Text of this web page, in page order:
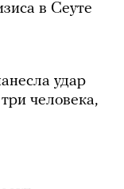
в Сеуте
удар
человека,